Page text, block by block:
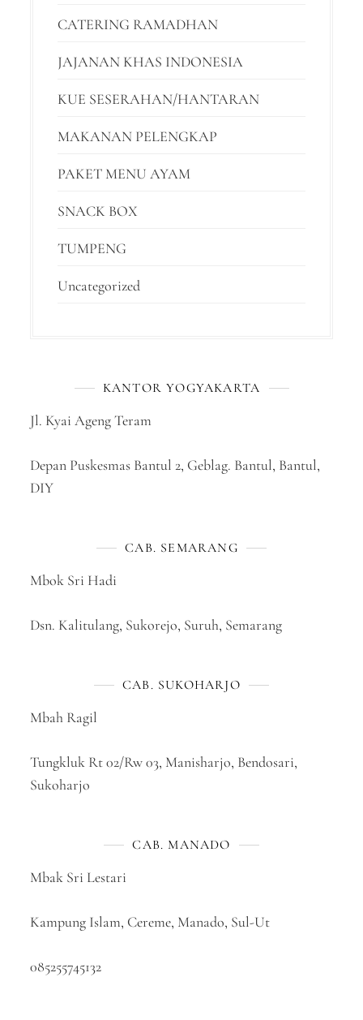
CATERING RAMADHAN
JAJANAN KHAS INDONESIA
KUE SESERAHAN/HANTARAN
MAKANAN PELENGKAP
PAKET MENU AYAM
SNACK BOX
TUMPENG
Uncategorized
KANTOR YOGYAKARTA
Jl. Kyai Ageng Teram
Depan Puskesmas Bantul 2, Geblag. Bantul, Bantul,
DIY
CAB. SEMARANG
Mbok Sri Hadi
Dsn. Kalitulang, Sukorejo, Suruh, Semarang
CAB. SUKOHARJO
Mbah Ragil
Tungkluk Rt 02/Rw 03, Manisharjo, Bendosari,
Sukoharjo
CAB. MANADO
Mbak Sri Lestari
Kampung Islam, Cereme, Manado, Sul-Ut
085255745132